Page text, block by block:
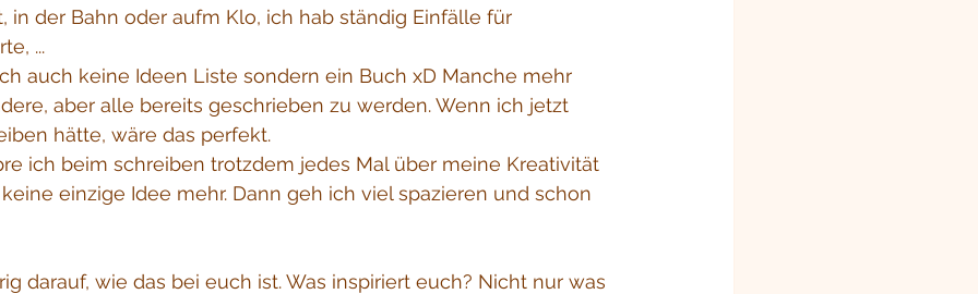
in der Bahn oder aufm Klo, ich hab ständig Einfälle für
...
auch keine Ideen Liste sondern ein Buch xD Manche mehr
aber alle bereits geschrieben zu werden. Wenn ich jetzt
hätte, wäre das perfekt.
ich beim schreiben trotzdem jedes Mal über meine Kreativität
einzige Idee mehr. Dann geh ich viel spazieren und schon
darauf, wie das bei euch ist. Was inspiriert euch? Nicht nur was